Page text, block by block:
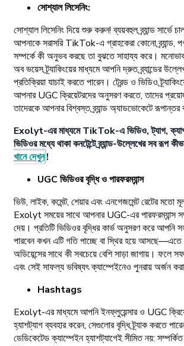
সোশ্যাল লিসেনিং:
সোশ্যাল লিসেনিং দিয়ে শুরু করুন! ব্যয়বহুল ব্র্যান্ড সার্ভে
আপনাকে সরাসরি TikTok-এ গ্রাহকেরা কোনো ব্র্যান্ড,
সম্পর্কে কী অনুভব করছে তা বুঝতে সাহায্য করে।
অব ভয়েস ট্র্যাকিংয়ের মাধ্যমে আপনি দ্রুত ব্র্যান্ডের
প্রতিক্রিয়া যাচাই করতে পারেন। ট্রেন্ড ও ভিডিও
আপনার UGC ক্রিয়েটরদের অনুসরণ করতে, তাদের
তাদেরকে আপনার বিশ্বস্ত ব্র্যান্ড অ্যাডভোকেটে রূপান্তর
Exolyt-এর মাধ্যমে TikTok-এ ভিডিও, ট্যাগ,
ভিডিওর মধ্যে থাকা কনটেন্টে ব্র্যান্ড-উল্লেখের সব রূপ
খানে দেখুন!
UGC ভিডিওর বৃদ্ধি ও পারফরম্যান্স
ভিউ, লাইক, কমেন্ট, শেয়ার এবং এনগেজমেন্ট রেটের মতো
Exolyt সময়ের সাথে আপনার UGC-এর পারফরম্যান্স
দেয়। প্রতিটি ভিডিওর বৃদ্ধির কার্ভ অনুসরণ করে আপনি
পারবেন কখন এটি গতি পাচ্ছে বা স্থির হয়ে
অডিয়েন্সের সাথে কী সবচেয়ে বেশি সাড়া জাগায়। ফলে
এবং সেই সাফল্য ভবিষ্যৎ ক্যাম্পেইনেও পুনরায় অর্জন
Hashtags
Exolyt-এর মাধ্যমে আপনি ইনফ্লুয়েন্সার ও UGC
হ্যাশট্যাগ ব্যবহার করেন, সেগুলোর বৃদ্ধি ট্র্যাক করতে
ডেডিকেটেড ক্যাম্পেইন হ্যাশট্যাগেই সীমিত নয়: সম্পর্কিত